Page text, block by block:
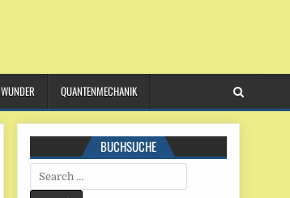
WUNDER QUANTENMECHANIK
BUCHSUCHE
Search
for: